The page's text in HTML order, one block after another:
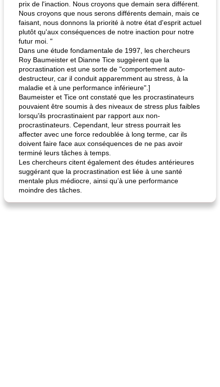
prix de l'inaction. Nous croyons que demain sera différent.
Nous croyons que nous serons différents demain, mais ce
faisant, nous donnons la priorité à notre état d'esprit actuel
plutôt qu'aux conséquences de notre inaction pour notre
futur moi. "
Dans une étude fondamentale de 1997, les chercheurs
Roy Baumeister et Dianne Tice suggèrent que la
procrastination est une sorte de "comportement auto-
destructeur, car il conduit apparemment au stress, à la
maladie et à une performance inférieure".]
Baumeister et Tice ont constaté que les procrastinateurs
pouvaient être soumis à des niveaux de stress plus faibles
lorsqu'ils procrastinaient par rapport aux non-
procrastinateurs. Cependant, leur stress pourrait les
affecter avec une force redoublée à long terme, car ils
doivent faire face aux conséquences de ne pas avoir
terminé leurs tâches à temps.
Les chercheurs citent également des études antérieures
suggérant que la procrastination est liée à une santé
mentale plus médiocre, ainsi qu’à une performance
moindre des tâches.